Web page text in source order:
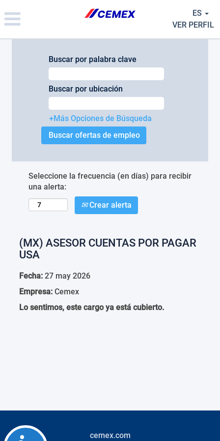
note:
This
ES
VER PERFIL
Buscar por palabra clave
Buscar por ubicación
+Más Opciones de Búsqueda
Seleccione la frecuencia (en días) para recibir
una alerta:
Crear alerta
(MX) ASESOR CUENTAS POR PAGAR
USA
Fecha: 27 may 2026
Empresa: Cemex
Lo sentimos, este cargo ya está cubierto.
cemex.com